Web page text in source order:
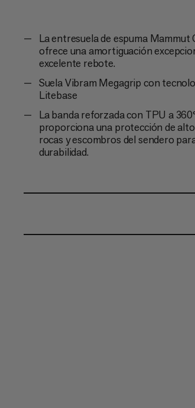
La entresuela de espuma Mammut
ofrece una amortiguación
excelente rebote.
Suela Vibram Megagrip con
Litebase
La banda reforzada con TPU a
proporciona una protección de
rocas y escombros del sendero
durabilidad.